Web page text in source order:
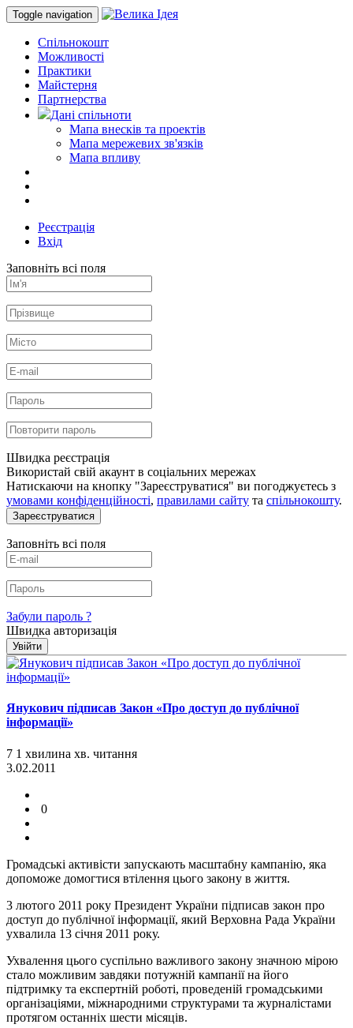
Toggle navigation
Спільнокошт
Можливості
Практики
Майстерня
Партнерства
Дані спільноти
Мапа внесків та проектів
Мапа мережевих зв'язків
Мапа впливу
Реєстрація
Вхід
Заповніть всі поля
Швидка реєстрація
Використай свій акаунт в соціальних мережах
Натискаючи на кнопку "Зареєструватися" ви погоджуєтесь з
умовами конфіденційності, правилами сайту та спільнокошту.
Зареєструватися
Заповніть всі поля
Забули пароль ?
Швидка авторизація
Увійти
Янукович підписав Закон «Про доступ до публічної
інформації»
7 1 хвилина хв. читання
3.02.2011
0
Громадські активісти запускають масштабну кампанію, яка
допоможе домогтися втілення цього закону в життя.
3 лютого 2011 року Президент України підписав закон про
доступ до публічної інформації, який Верховна Рада України
ухвалила 13 січня 2011 року.
Ухвалення цього суспільно важливого закону значною мірою
стало можливим завдяки потужній кампанії на його
підтримку та експертній роботі, проведеній громадськими
організаціями, міжнародними структурами та журналістами
протягом останніх шести місяців.